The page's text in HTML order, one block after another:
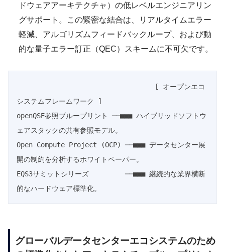
ドウェアアーキテクチャ）の低レベルエンジニアリン
グサポート。この緊密な結合は、リアルタイムエラー
軽減、アルゴリズムフィードバックループ、および動
的な量子エラー訂正（QEC）スキームに不可欠です。
システムフレームワーク ]
openQSE参照ブループリント ──■■■ ハイブリッドソフトウ
ェアスタックの共有参照モデル。
Open Compute Project (OCP) ──■■■ データセンター展
開の制約を分析するホワイトペーパー。
EQS3サミットシリーズ         ──■■■ 継続的な業界横断
グローバルデータセンターエコシステムのため